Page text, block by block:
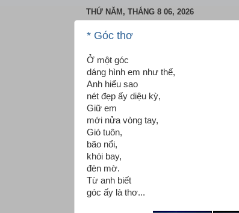
THỨ NĂM, THÁNG 8 06, 2026
* Góc thơ
Ở một góc
dáng hình em như thế,
Anh hiểu sao
nét đẹp ấy diệu kỳ,
Giữ em
mới nửa vòng tay,
Gió tuôn,
bão nổi,
khói bay,
đèn mờ.
Từ anh biết
góc ấy là thơ...